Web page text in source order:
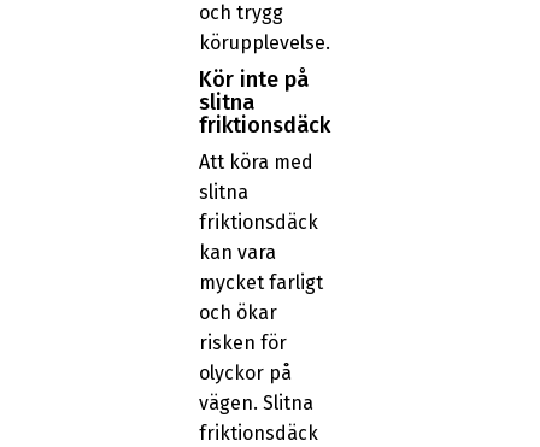
och trygg
körupplevelse.
Kör inte på
slitna
friktionsdäck
Att köra med
slitna
friktionsdäck
kan vara
mycket farligt
och ökar
risken för
olyckor på
vägen. Slitna
friktionsdäck